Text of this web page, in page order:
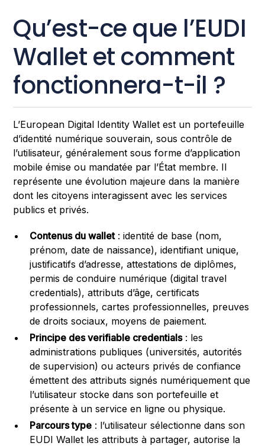
Qu’est-ce que l’EUDI
Wallet et comment
fonctionnera-t-il ?
L’European Digital Identity Wallet est un portefeuille
d’identité numérique souverain, sous contrôle de
l’utilisateur, généralement sous forme d’application
mobile émise ou mandatée par l’État membre. Il
représente une évolution majeure dans la manière
dont les citoyens interagissent avec les services
publics et privés.
Contenus du wallet: identité de base (nom,
prénom, date de naissance), identifiant unique,
justificatifs d’adresse, attestations de diplômes,
permis de conduire numérique (digital travel
credentials), attributs d’âge, certificats
professionnels, cartes professionnelles, preuves
de droits sociaux, moyens de paiement.
Principe des verifiable credentials: les
administrations publiques (universités, autorités
de supervision) ou acteurs privés de confiance
émettent des attributs signés numériquement que
l’utilisateur stocke dans son portefeuille et
présente à un service en ligne ou physique.
Parcours type : l’utilisateur sélectionne dans son
EUDI Wallet les attributs à partager, autorise la